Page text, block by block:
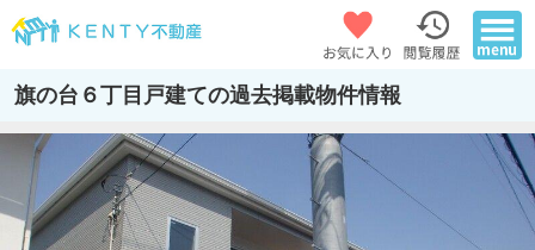
旗の台６丁目戸建ての過去掲載物件情報